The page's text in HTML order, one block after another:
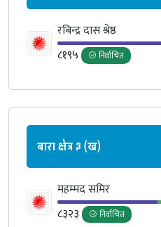
रबिन्द्र दास श्रेष्ठ
८१९५
निर्वाचित
बारा क्षेत्र ३ (ख)
महम्मद समिर
८३२३
निर्वाचित